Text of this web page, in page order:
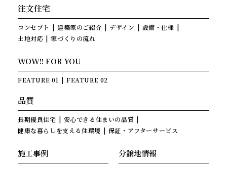
注文住宅
コンセプト 建築家のご紹介 デザイン
設備・仕様
土地対応
家づくりの流れ
WOW!! FOR YOU
FEATURE 01 FEATURE 02
品質
長期優良住宅
安心できる住まいの品質
健康な暮らしを支える住環境
保証・アフターサービス
施工事例 分譲地情報